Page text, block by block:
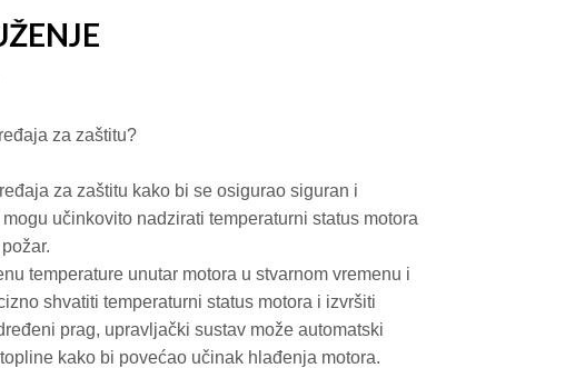
za zaštitu?
za zaštitu kako bi se osigurao siguran i
učinkovito nadzirati temperaturni status motora
temperature unutar motora u stvarnom vremenu i
shvatiti temperaturni status motora i izvršiti
prag, upravljački sustav može automatski
kako bi povećao učinak hlađenja motora.